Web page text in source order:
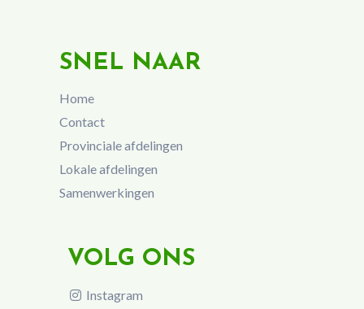
SNEL NAAR
Home
Contact
Provinciale afdelingen
Lokale afdelingen
Samenwerkingen
VOLG ONS
Instagram